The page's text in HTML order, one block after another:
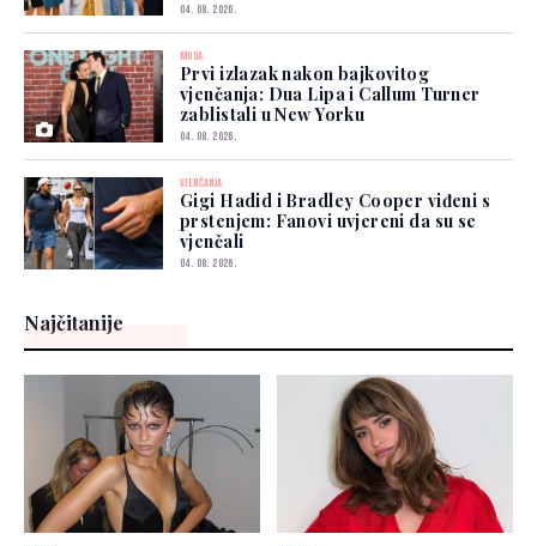
04. 08. 2026.
MODA
Prvi izlazak nakon bajkovitog
vjenčanja: Dua Lipa i Callum Turner
zablistali u New Yorku
04. 08. 2026.
VJENČANJA
Gigi Hadid i Bradley Cooper viđeni s
prstenjem: Fanovi uvjereni da su se
vjenčali
04. 08. 2026.
Najčitanije